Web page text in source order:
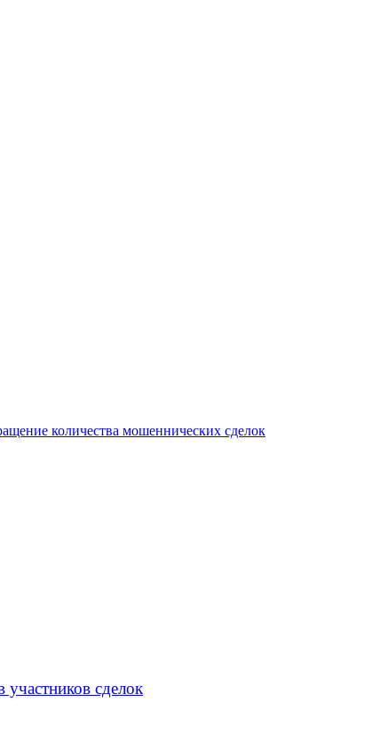
количества мошеннических сделок
участников сделок